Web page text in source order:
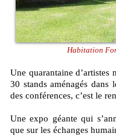
Habitation
Une quarantaine d’artistes martiniquais et internationaux exposés,
30 stands aménagés dans
des conférences, c’est le
Une expo géante qui
que sur les échanges